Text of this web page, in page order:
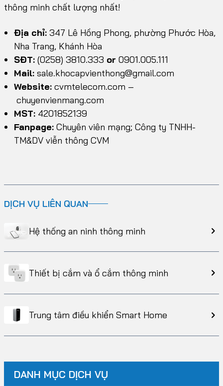
thông minh chất lượng nhất!
Địa chỉ: 347 Lê Hồng Phong, phường Phước Hòa,
Nha Trang, Khánh Hòa
SĐT: (0258) 3810.333 or 0901.005.111
Mail: sale.khocapvienthong@gmail.com
Website: cvmtelecom.com –
chuyenvienmang.com
MST: 4201852139
Fanpage: Chuyên viên mạng; Công ty TNHH-
TM&DV viễn thông CVM
DỊCH VỤ LIÊN QUAN
Hệ thống an ninh thông minh
Thiết bị cắm và ổ cắm thông minh
Trung tâm điều khiển Smart Home
DANH MỤC DỊCH VỤ